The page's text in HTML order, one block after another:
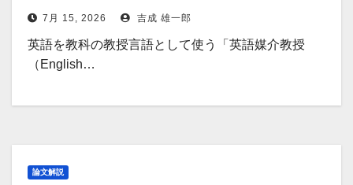
7月 15, 2026 吉成 雄一郎
英語を教科の教授言語として使う「英語媒介教授
（English…
論文解説